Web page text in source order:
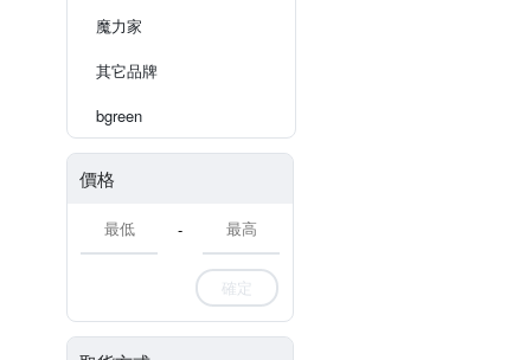
魔力家
其它品牌
bgreen
價格
-
確定